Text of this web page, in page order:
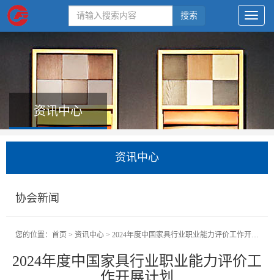
搜索
资讯中心
资讯中心
协会新闻
您的位置： 首页 > 资讯中心 > 2024年度中国家具行业职业能力评价工作开展计划
2024年度中国家具行业职业能力评价工